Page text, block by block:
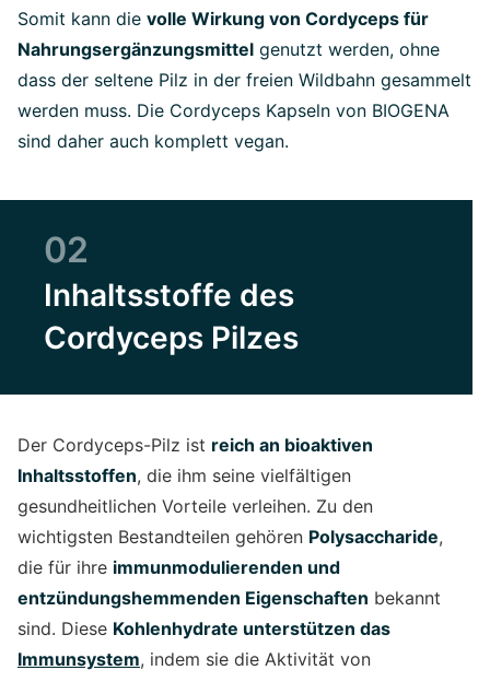
Somit kann die volle Wirkung von Cordyceps für
Nahrungsergänzungsmittel genutzt werden, ohne
dass der seltene Pilz in der freien Wildbahn gesammelt
werden muss. Die Cordyceps Kapseln von BIOGENA
sind daher auch komplett vegan.
02
Inhaltsstoffe des
Cordyceps Pilzes
Der Cordyceps-Pilz ist reich an bioaktiven
Inhaltsstoffen, die ihm seine vielfältigen
gesundheitlichen Vorteile verleihen. Zu den
wichtigsten Bestandteilen gehören Polysaccharide,
die für ihre immunmodulierenden und
entzündungshemmenden Eigenschaften bekannt
sind. Diese Kohlenhydrate unterstützen das
Immunsystem, indem sie die Aktivität von